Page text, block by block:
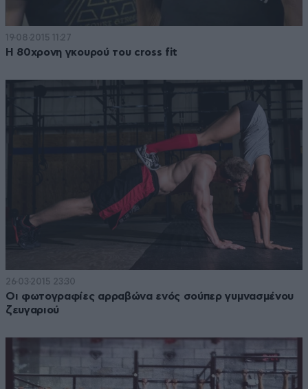
19·08·2015 11:27
Η 80χρονη γκουρού του cross fit
26·03·2015 23:30
Οι φωτογραφίες αρραβώνα ενός σούπερ γυμνασμένου
ζευγαριού